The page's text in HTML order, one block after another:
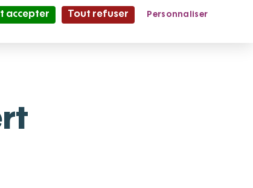
et Vie le Mag'
accepter Tout refuser
Personnaliser